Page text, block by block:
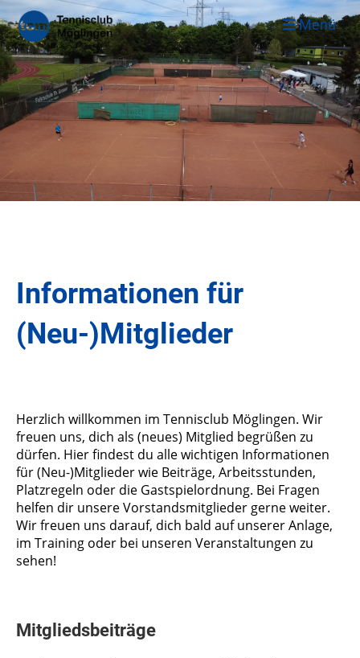
Menü
Informationen für
(Neu-)Mitglieder
Herzlich willkommen im Tennisclub Möglingen. Wir
freuen uns, dich als (neues) Mitglied begrüßen zu
dürfen. Hier findest du alle wichtigen Informationen
für (Neu-)Mitglieder wie Beiträge, Arbeitsstunden,
Platzregeln oder die Gastspielordnung. Bei Fragen
helfen dir unsere Vorstandsmitglieder gerne weiter.
Wir freuen uns darauf, dich bald auf unserer Anlage,
im Training oder bei unseren Veranstaltungen zu
sehen!
Mitgliedsbeiträge